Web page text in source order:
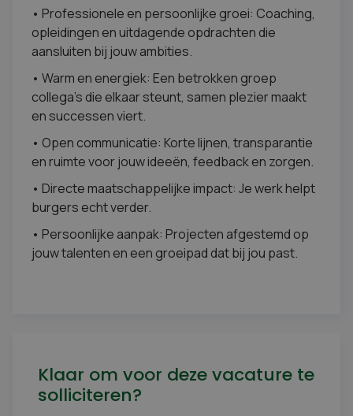
• Professionele en persoonlijke groei: Coaching,
opleidingen en uitdagende opdrachten die
aansluiten bij jouw ambities.
• Warm en energiek: Een betrokken groep
collega’s die elkaar steunt, samen plezier maakt
en successen viert.
• Open communicatie: Korte lijnen, transparantie
en ruimte voor jouw ideeën, feedback en zorgen.
• Directe maatschappelijke impact: Je werk helpt
burgers echt verder.
• Persoonlijke aanpak: Projecten afgestemd op
jouw talenten en een groeipad dat bij jou past.
Klaar om voor deze vacature te
solliciteren?